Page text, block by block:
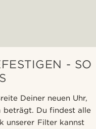
- SO
Deiner neuen Uhr,
beträgt. Du findest alle
unserer Filter kannst